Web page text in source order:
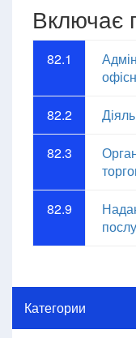
Включає
82.1
82.2
82.3
82.9
Категории